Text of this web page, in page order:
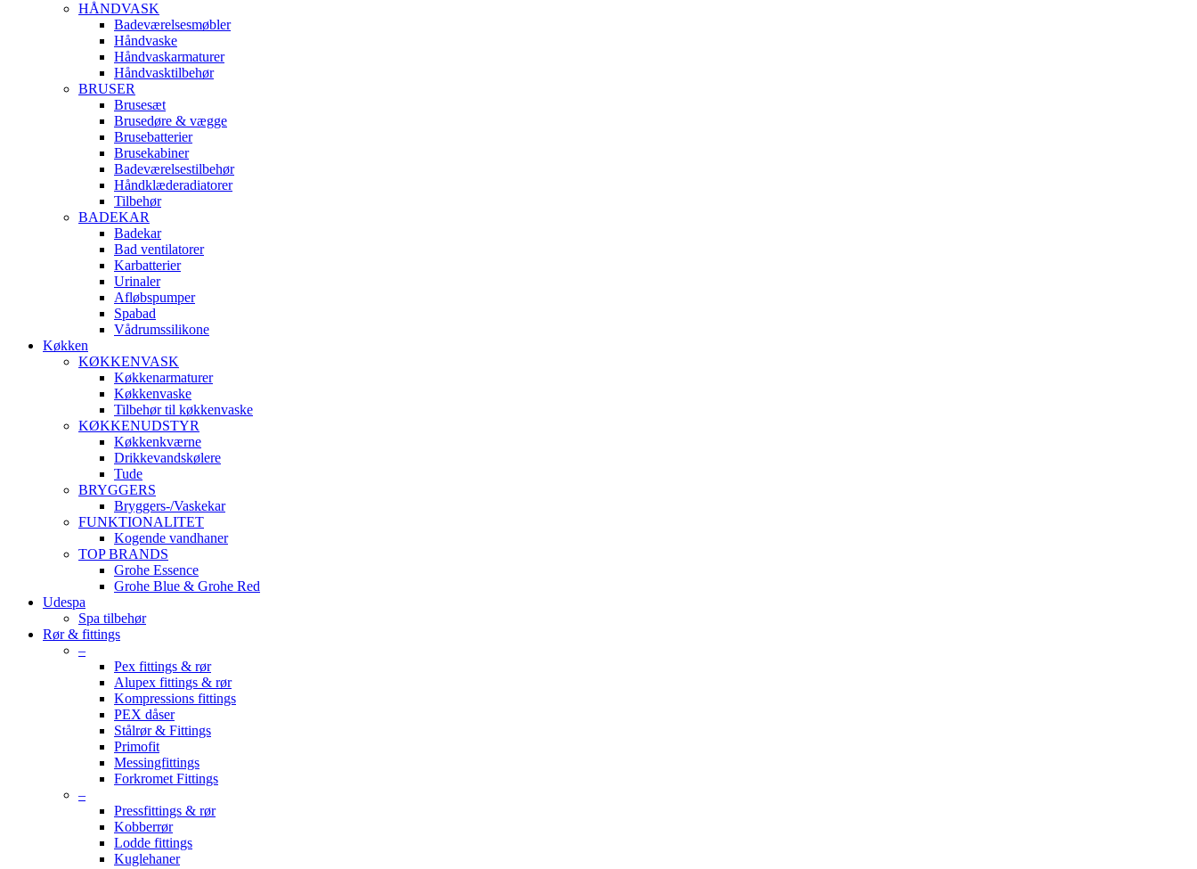
HÅNDVASK
Badeværelsesmøbler
Håndvaske
Håndvaskarmaturer
Håndvasktilbehør
BRUSER
Brusesæt
Brusedøre & vægge
Brusebatterier
Brusekabiner
Badeværelsestilbehør
Håndklæderadiatorer
Tilbehør
BADEKAR
Badekar
Bad ventilatorer
Karbatterier
Urinaler
Afløbspumper
Spabad
Vådrumssilikone
Køkken
KØKKENVASK
Køkkenarmaturer
Køkkenvaske
Tilbehør til køkkenvaske
KØKKENUDSTYR
Køkkenkværne
Drikkevandskølere
Tude
BRYGGERS
Bryggers-/Vaskekar
FUNKTIONALITET
Kogende vandhaner
TOP BRANDS
Grohe Essence
Grohe Blue & Grohe Red
Udespa
Spa tilbehør
Rør & fittings
–
Pex fittings & rør
Alupex fittings & rør
Kompressions fittings
PEX dåser
Stålrør & Fittings
Primofit
Messingfittings
Forkromet Fittings
–
Pressfittings & rør
Kobberrør
Lodde fittings
Kuglehaner